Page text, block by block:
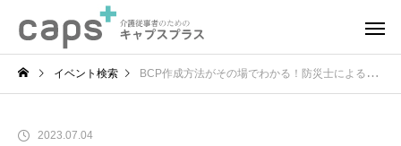
イベント検索 BCP作成方法がその場でわかる！防災士による福祉事業のBCP作成セミナー with報酬改定に向けた書類説明
2023.07.04